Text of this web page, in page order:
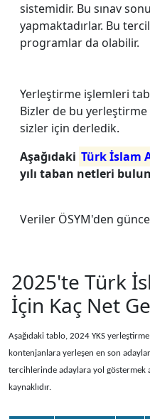
sistemidir. Bu sınav
yapmaktadırlar. Bu
programlar da olabilir.
Yerleştirme işlemleri
Bizler de bu
sizler için derledik.
Aşağıdaki Türk İslam
yılı taban netleri
Veriler ÖSYM'den
2025'te Türk
İçin Kaç Net
Aşağıdaki tablo, 2024 YKS
kontenjanlara yerleşen en son
tercihlerinde adaylara yol göstermek
kaynaklıdır.